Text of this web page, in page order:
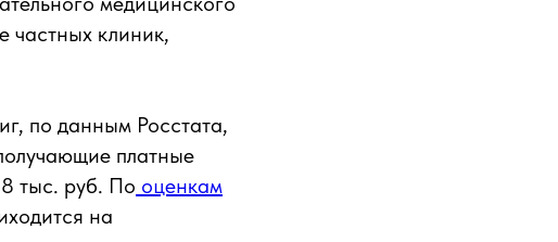
частных клиник,
по данным Росстата,
платные
тыс. руб. По оценкам
на